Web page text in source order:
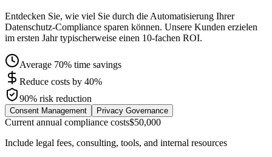
Entdecken Sie, wie viel Sie durch die Automatisierung Ihrer
Datenschutz-Compliance sparen können. Unsere Kunden erzielen
im ersten Jahr typischerweise einen 10-fachen ROI.
Average 70% time savings
Reduce costs by 40%
90% risk reduction
Consent Management Privacy Governance
Current annual compliance costs$50,000
Include legal fees, consulting, tools, and internal resources